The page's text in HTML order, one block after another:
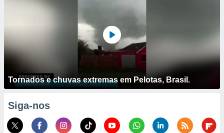
Tornados e chuvas extremas em Pelotas, Brasil.
Siga-nos